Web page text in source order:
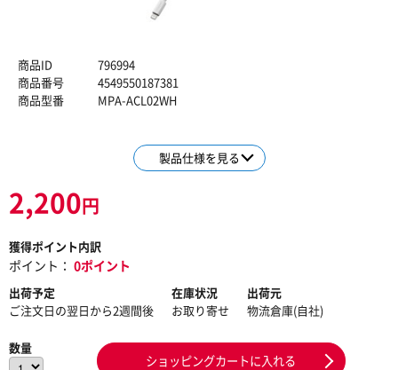
商品ID
796994
商品番号
4549550187381
商品型番
MPA-ACL02WH
製品仕様を見る
2,200円
獲得ポイント内訳
ポイント： 0ポイント
出荷予定
ご注文日の翌日から2週間後
在庫状況
お取り寄せ
出荷元
物流倉庫(自社)
数量
ショッピングカートに入れる